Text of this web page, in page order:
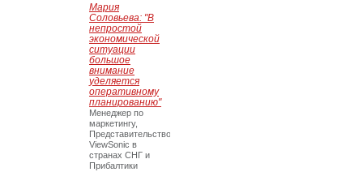
Мария
Соловьева: "В
непростой
экономической
ситуации
большое
внимание
уделяется
оперативному
планированию"
Менеджер по
маркетингу,
Представительство
ViewSonic в
странах СНГ и
Прибалтики